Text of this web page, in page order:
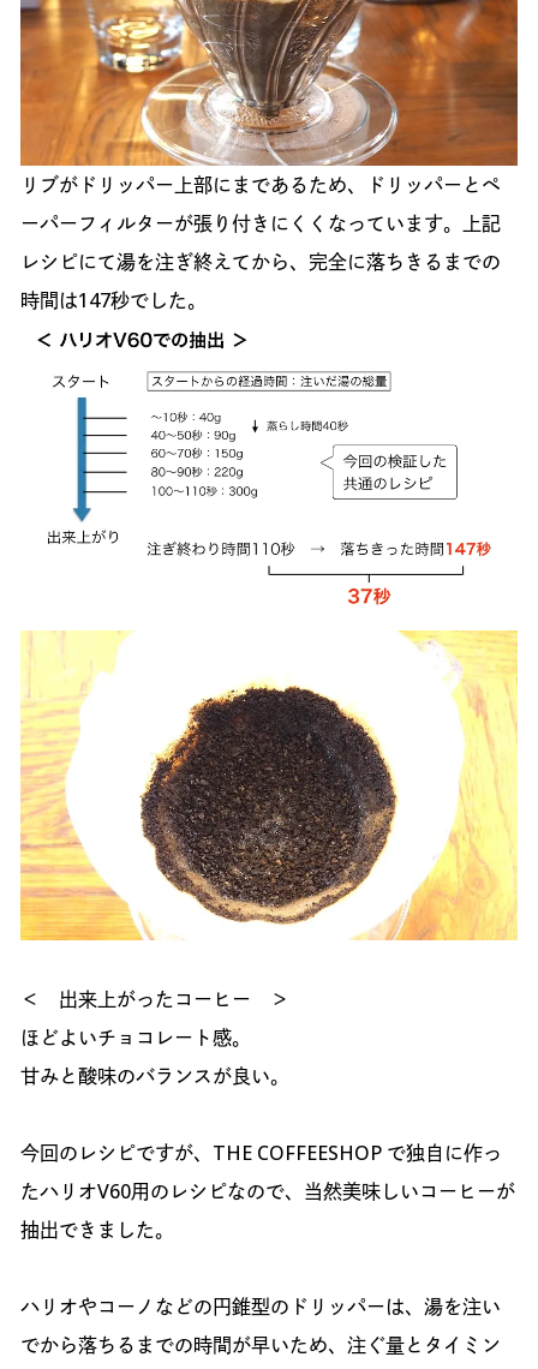
リブがドリッパー上部にまであるため、ドリッパーとペ
ーパーフィルターが張り付きにくくなっています。上記
レシピにて湯を注ぎ終えてから、完全に落ちきるまでの
時間は147秒でした。
＜ 出来上がったコーヒー ＞
ほどよいチョコレート感。
甘みと酸味のバランスが良い。
今回のレシピですが、THE COFFEESHOP で独自に作っ
たハリオV60用のレシピなので、当然美味しいコーヒーが
抽出できました。
ハリオやコーノなどの円錐型のドリッパーは、湯を注い
でから落ちるまでの時間が早いため、注ぐ量とタイミン